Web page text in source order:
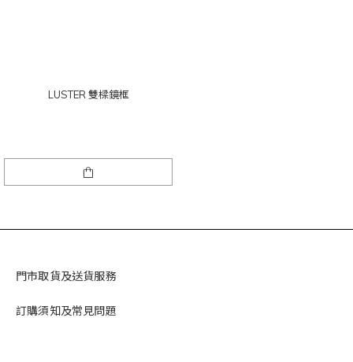
LUSTER 雙樑鏡框
門市取貨及送貨服務
訂購須知及常見問題